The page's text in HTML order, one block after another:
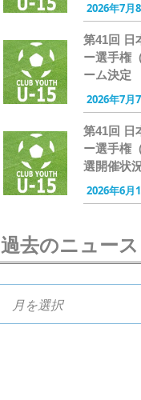
2026年7月
第41回 日
ー選手権
ーム決定
2026年7月
第41回 日
ー選手権
選開催状
2026年6月
過去のニュース